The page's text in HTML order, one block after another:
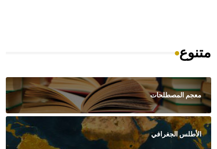
متنوع
معجم المصطلحات
الأطلس الجغرافي